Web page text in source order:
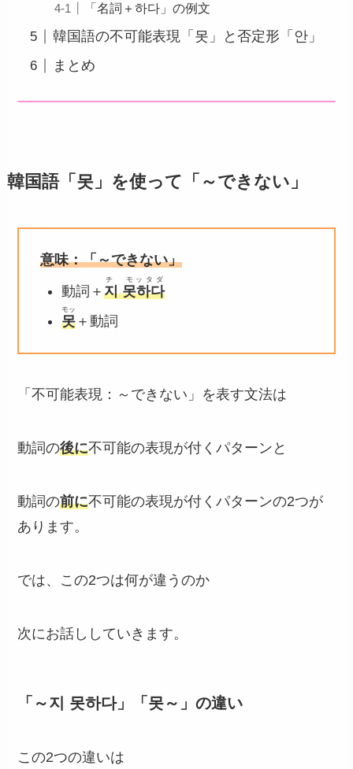
「名詞＋하다」の例文
韓国語の不可能表現「못」と否定形「안」
まとめ
韓国語「못」を使って「～できない」
意味：「～できない」
動詞＋지 못하다
チ モッタダ
못
モッ
＋動詞
「不可能表現：～できない」を表す文法は
動詞の後に不可能の表現が付くパターンと
動詞の前に不可能の表現が付くパターンの2つが
あります。
では、この2つは何が違うのか
次にお話ししていきます。
「～지 못하다」「못～」の違い
この2つの違いは